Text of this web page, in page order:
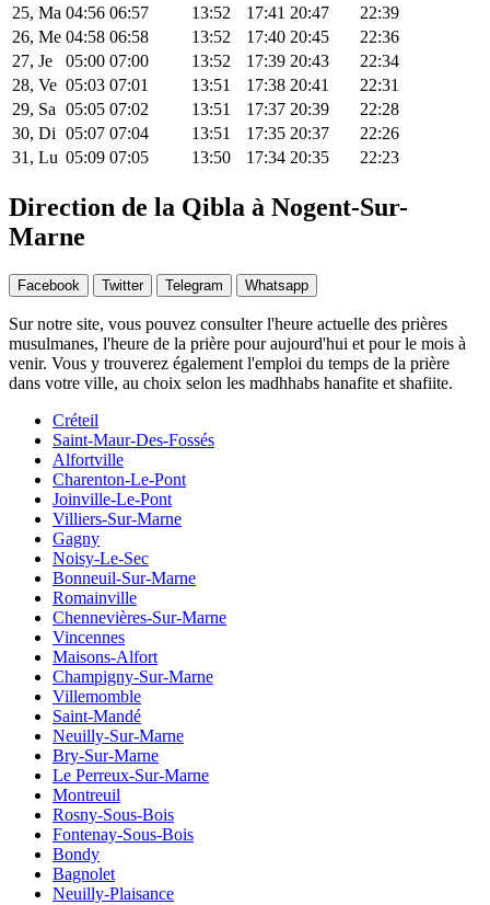
25, Ma 04:56 06:57 13:52 17:41 20:47
22:39
26, Me 04:58 06:58 13:52 17:40 20:45
22:36
27, Je
05:00 07:00 13:52 17:39 20:43
22:34
28, Ve 05:03 07:01 13:51 17:38 20:41
22:31
29, Sa 05:05 07:02 13:51 17:37 20:39
22:28
30, Di 05:07 07:04 13:51 17:35 20:37
22:26
31, Lu 05:09 07:05 13:50 17:34 20:35 22:23
Direction de la Qibla à Nogent-Sur-
Marne
Facebook Twitter Telegram Whatsapp
Sur notre site, vous pouvez consulter l'heure actuelle des prières
musulmanes, l'heure de la prière pour aujourd'hui et pour le mois à
venir. Vous y trouverez également l'emploi du temps de la prière
dans votre ville, au choix selon les madhhabs hanafite et shafiite.
Créteil
Saint-Maur-Des-Fossés
Alfortville
Charenton-Le-Pont
Joinville-Le-Pont
Villiers-Sur-Marne
Gagny
Noisy-Le-Sec
Bonneuil-Sur-Marne
Romainville
Chennevières-Sur-Marne
Vincennes
Maisons-Alfort
Champigny-Sur-Marne
Villemomble
Saint-Mandé
Neuilly-Sur-Marne
Bry-Sur-Marne
Le Perreux-Sur-Marne
Montreuil
Rosny-Sous-Bois
Fontenay-Sous-Bois
Bondy
Bagnolet
Neuilly-Plaisance